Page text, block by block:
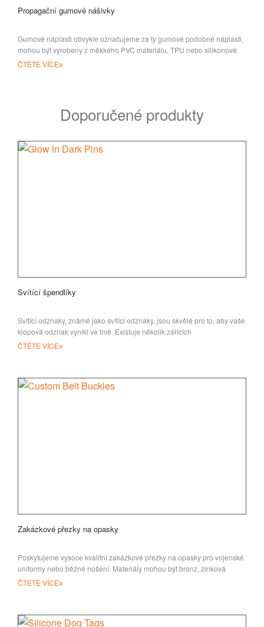
Propagační gumové nášivky
Gumové náplasti obvykle označujeme za ty gumové podobné náplasti,
mohou být vyrobeny z měkkého PVC materiálu, TPU nebo silikonové
hmoty
ČTĚTE VÍCE
Doporučené produkty
Svítící špendlíky
Svítící odznaky, známé jako svítící odznaky, jsou skvělé pro to, aby vaše
klopová odznak vynikl ve tmě. Existuje několik zářících
ČTĚTE VÍCE
Zakázkové přezky na opasky
Poskytujeme vysoce kvalitní zakázkové přezky na opasky pro vojenské
uniformy nebo běžné nošení. Materiály mohou být bronz, zinková
slitina, cín a IR
ČTĚTE VÍCE